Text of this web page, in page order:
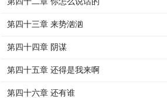
第四十三章 来势汹汹
第四十四章 阴谋
第四十五章 还得是我来啊
第四十六章 还有谁